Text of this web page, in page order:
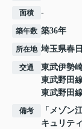
面積 -
築年数 築36年
所在地 埼玉県春
交通 東武伊勢
東武野田
東武野田
備考
「メゾン
キュリテ